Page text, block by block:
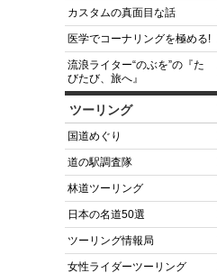
カスタムの真面目な話
医学でコーナリングを極める!
流浪ライター“のぶを”の『た
びたび、旅へ』
ツーリング
国道めぐり
道の駅調査隊
林道ツーリング
日本の名道50選
ツーリング情報局
女性ライダーツーリング